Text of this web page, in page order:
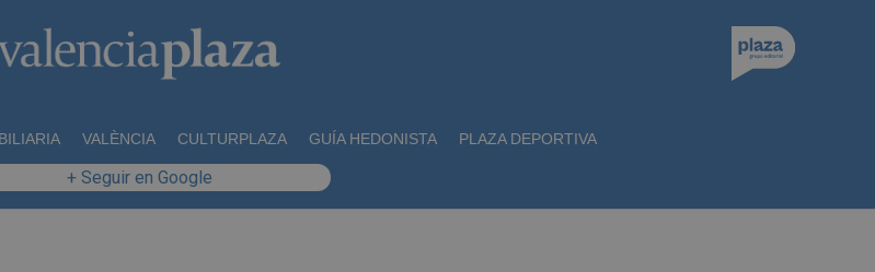
VALÈNCIA CULTURPLAZA GUÍA HEDONISTA PLAZA DEPORTIVA
+ Seguir en Google